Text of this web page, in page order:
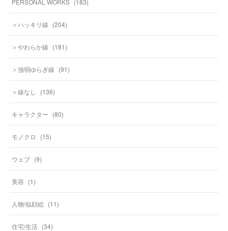
PERSONAL WORKS (183)
＞ハッキリ線 (204)
＞やわらか線 (181)
＞強弱ゆらぎ線 (91)
＞線なし (136)
キャラクター (80)
モノクロ (15)
ウェブ (9)
美容 (1)
人物/似顔絵 (11)
住宅/生活 (34)